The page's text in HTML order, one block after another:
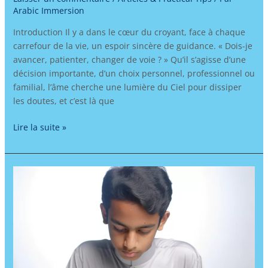
Arabic Immersion
Introduction Il y a dans le cœur du croyant, face à chaque
carrefour de la vie, un espoir sincère de guidance. « Dois-je
avancer, patienter, changer de voie ? » Qu’il s’agisse d’une
décision importante, d’un choix personnel, professionnel ou
familial, l’âme cherche une lumière du Ciel pour dissiper
les doutes, et c’est là que
Lire la suite »